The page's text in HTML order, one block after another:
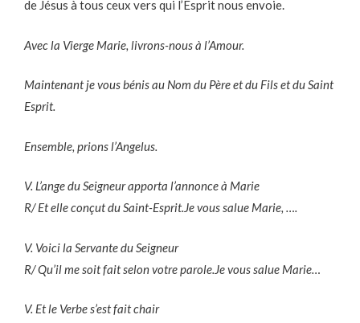
de Jésus à tous ceux vers qui l’Esprit nous envoie.
Avec la Vierge Marie, livrons-nous à l’Amour.
Maintenant je vous bénis au Nom du Père et du Fils et du Saint
Esprit.
Ensemble, prions l’Angelus.
V. L’ange du Seigneur apporta l’annonce à Marie
R/ Et elle conçut du Saint-Esprit.Je vous salue Marie, ….
V. Voici la Servante du Seigneur
R/ Qu’il me soit fait selon votre parole.Je vous salue Marie…
V. Et le Verbe s’est fait chair